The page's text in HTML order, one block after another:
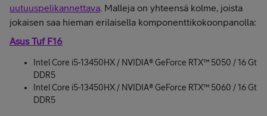
uutuuspelikannettava. Malleja on yhteensä kolme, joista
jokaisen saa hieman erilaisella komponenttikokoonpanolla:
Asus Tuf F16
Intel Core i5-13450HX / NVIDIA® GeForce RTX™ 5050 / 16 Gt
DDR5
Intel Core i5-13450HX / NVIDIA® GeForce RTX™ 5060 / 16 Gt
DDR5